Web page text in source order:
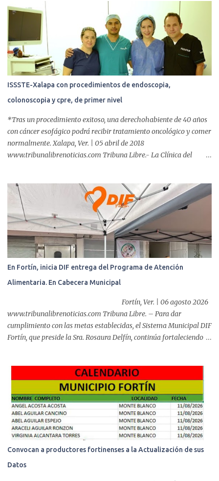
ISSSTE-Xalapa con procedimientos de endoscopia,
colonoscopia y cpre, de primer nivel
*Tras un procedimiento exitoso, una derechohabiente de 40 años
con cáncer esofágico podrá recibir tratamiento oncológico y comer
normalmente. Xalapa, Ver. | 05 abril de 2018
www.tribunalibrenoticias.com Tribuna Libre.- La Clínica del
incluyen endoscopia, colonoscopia y colangiopancreatografía
retrógrada endoscópica (CPRE), con equipo de alta tecnología de
videoendoscopia gástrica y con especialistas certificados. Además
se cuenta con endoscopios de última tecnología que permiten
diagnósticos con mayor certeza y sin dolor para el paciente, a
través de la atención de un equipo de profesionales
multidisciplinario: tres endoscopistas, anestesiólogo y personal
auxiliar y de enfermería. En esta semana, se realizó un nuevo caso
de éxito, pues a través de la colocación de un stent metálico
esofágico, una derechohabiente con un tumor en el ...
En Fortín, inicia DIF entrega del Programa de Atención
Alimentaria. En Cabecera Municipal
Fortín, Ver. | 06 agosto 2026
www.tribunalibrenoticias.com Tribuna Libre. – Para dar
cumplimiento con las metas establecidas, el Sistema Municipal DIF
Fortín, que preside la Sra. Rosaura Delfín, continúa fortaleciendo
Días y Primera Infancia” que inició este miércoles en la cabecera
municipal. Se trata de una estrategia que busca contribuir al
desarrollo y la nutrición de niñas, niños y mujeres en esta
importante etapa de vida. Durante la jornada, en la explanada del
Súper Ahorros, el director del organismo asistencial, Lic. Carlos
Adiel Pereda, realizó un recorrido por las sedes de entre...
Convocan a productores fortinenses a la Actualización de sus
Datos